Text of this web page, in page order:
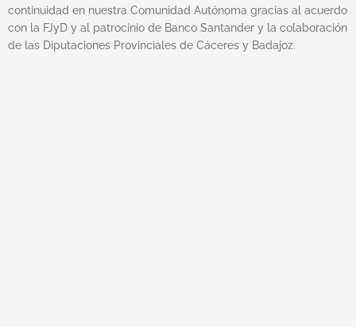
continuidad en nuestra Comunidad Autónoma gracias al acuerdo
con la FJyD y al patrocinio de Banco Santander y la colaboración
de las Diputaciones Provinciales de Cáceres y Badajoz.